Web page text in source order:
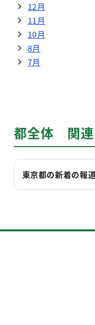
12月
11月
10月
8月
7月
都全体 関連
東京都の新着の報